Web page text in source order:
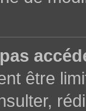
être